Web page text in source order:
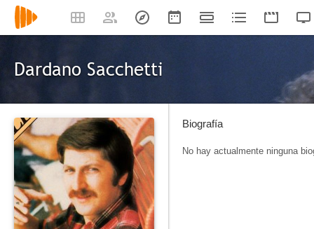
Dardano Sacchetti
Biografía
No hay actualmente ninguna